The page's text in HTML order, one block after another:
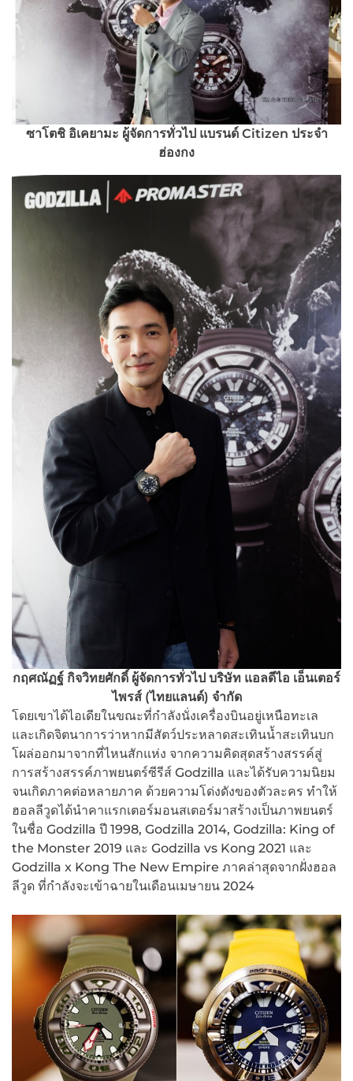
ซาโตชิ อิเคยามะ ผู้จัดการทั่วไป แบรนด์ Citizen ประจำ
ฮ่องกง
กฤศณัฏฐ์ กิจวิทยศักดิ์ ผู้จัดการทั่วไป บริษัท แอลดีไอ เอ็นเตอร์
ไพรส์ (ไทยแลนด์) จำกัด
โดยเขาได้ไอเดียในขณะที่กำลังนั่งเครื่องบินอยู่เหนือทะเล
และเกิดจิตนาการว่าหากมีสัตว์ประหลาดสะเทินน้ำสะเทินบก
โผล่ออกมาจากที่ไหนสักแห่ง จากความคิดสุดสร้างสรรค์สู่
การสร้างสรรค์ภาพยนตร์ซีรีส์ Godzilla และได้รับความนิยม
จนเกิดภาคต่อหลายภาค ด้วยความโด่งดังของตัวละคร ทำให้
ฮอลลีวูดได้นำคาแรกเตอร์มอนสเตอร์มาสร้างเป็นภาพยนตร์
ในชื่อ Godzilla ปี 1998, Godzilla 2014, Godzilla: King of
the Monster 2019 และ Godzilla vs Kong 2021 และ
Godzilla x Kong The New Empire ภาคล่าสุดจากฝั่งฮอล
ลีวูด ที่กำลังจะเข้าฉายในเดือนเมษายน 2024